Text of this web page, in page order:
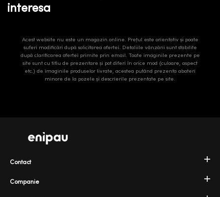
interesa
Acest website nu este un magazin online. Prețul este orientativ și poate
suferi modificări după solicitarea ofertei. Detaliile vânzării sunt stabilite
după clarificarea ofertei primite prin email. Toate imaginile prezente pe
site sunt cu titlu de prezentare și pot diferi în orice mod (culoare, aspect
etc.) de imaginile produselor livrate, acestea putând prezenta abateri
minore de la pozele și descrierile prezentate pe site.
Companie
Contact